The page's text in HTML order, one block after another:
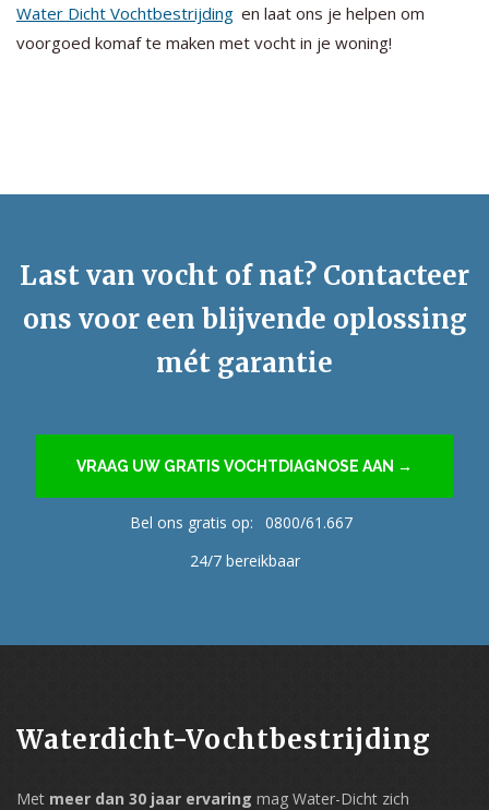
Water Dicht Vochtbestrijding en laat ons je helpen om
voorgoed komaf te maken met vocht in je woning!
Last van vocht of nat? Contacteer
ons voor een blijvende oplossing
mét garantie
VRAAG UW GRATIS VOCHTDIAGNOSE AAN →
Bel ons gratis op:
0800/61.667
24/7 bereikbaar
Waterdicht-Vochtbestrijding
Met meer dan 30 jaar ervaring mag Water-Dicht zich